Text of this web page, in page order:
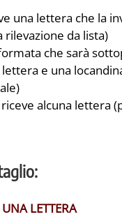
una lettera che la
rilevazione da lista)
che sarà
e una
alcuna lettera
LETTERA